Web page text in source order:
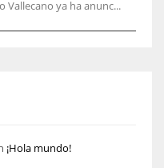
Vallecano ya ha anunc...
¡Hola mundo!